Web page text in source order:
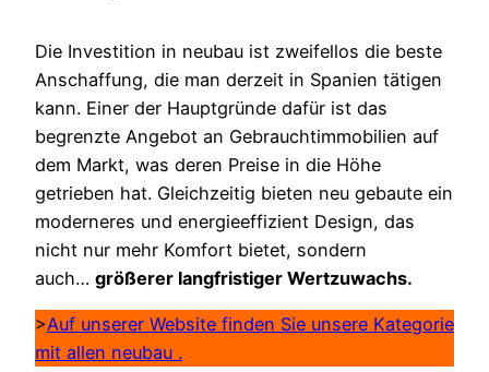
Die Investition in neubau ist zweifellos die beste
Anschaffung, die man derzeit in Spanien tätigen
kann. Einer der Hauptgründe dafür ist das
begrenzte Angebot an Gebrauchtimmobilien auf
dem Markt, was deren Preise in die Höhe
getrieben hat. Gleichzeitig bieten neu gebaute ein
moderneres und energieeffizient Design, das
nicht nur mehr Komfort bietet, sondern
auch… größerer langfristiger Wertzuwachs.
>Auf unserer Website finden Sie unsere Kategorie
mit allen neubau .